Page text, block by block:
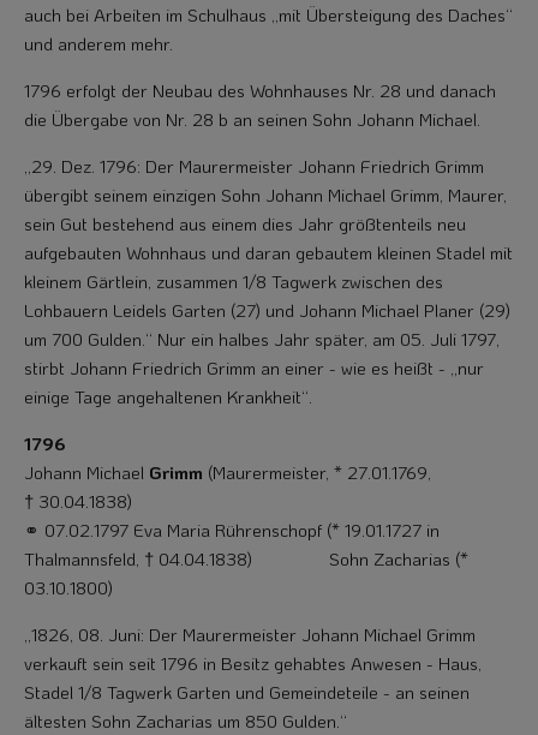
auch bei Arbeiten im Schulhaus „mit Übersteigung des Daches“
und anderem mehr.
1796 erfolgt der Neubau des Wohnhauses Nr. 28 und danach
die Übergabe von Nr. 28 b an seinen Sohn Johann Michael.
„29. Dez. 1796: Der Maurermeister Johann Friedrich Grimm
übergibt seinem einzi­gen Sohn Johann Michael Grimm, Maurer,
sein Gut bestehend aus einem dies Jahr größtenteils neu
aufgebauten Wohnhaus und daran gebautem kleinen Stadel mit
kleinem Gärtlein, zusammen 1/8 Tagwerk zwischen des
Lohbauern Leidels Garten (27) und Johann Michael Planer (29)
um 700 Gulden.“ Nur ein halbes Jahr später, am 05. Juli 1797,
stirbt Johann Friedrich Grimm an einer - wie es heißt - „nur
einige Tage angehaltenen Krankheit“.
1796
Johann Michael Grimm (Maurermeister, * 27.01.1769,
† 30.04.1838)
⚭ 07.02.1797 Eva Maria Rührenschopf (* 19.01.1727 in
Thalmannsfeld, † 04.04.1838) Sohn Zacharias (*
03.10.1800)
„1826, 08. Juni: Der Maurermeister Johann Michael Grimm
verkauft sein seit 1796 in Besitz gehabtes Anwesen - Haus,
Stadel 1/8 Tagwerk Garten und Gemeindeteile - an seinen
ältesten Sohn Zacharias um 850 Gulden.“